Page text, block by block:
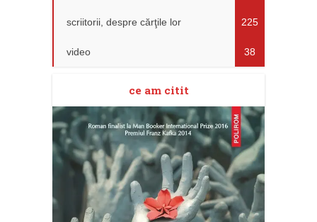
scriitorii, despre cărţile lor 225
video 38
ce am citit